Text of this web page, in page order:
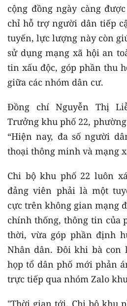
cộng đồng ngày càng
chỉ hỗ trợ người dân tiếp
tuyến, lực lượng này còn
sử dụng mạng xã hội an
tin xấu độc, góp phần thu
giữa các nhóm dân cư.
Đồng chí Nguyễn Thị
Trưởng khu phố 22,
“Hiện nay, đa số người
thoại thông minh và mạng
Chi bộ khu phố 22 luôn
đảng viên phải là một
cực trên không gian mạng
chính thống, thông tin của
thời, vừa góp phần định
Nhân dân. Đôi khi bà con
họp tổ dân phố mới phản
trực tiếp qua nhóm Zalo
"Thời gian tới, Chi bộ khu